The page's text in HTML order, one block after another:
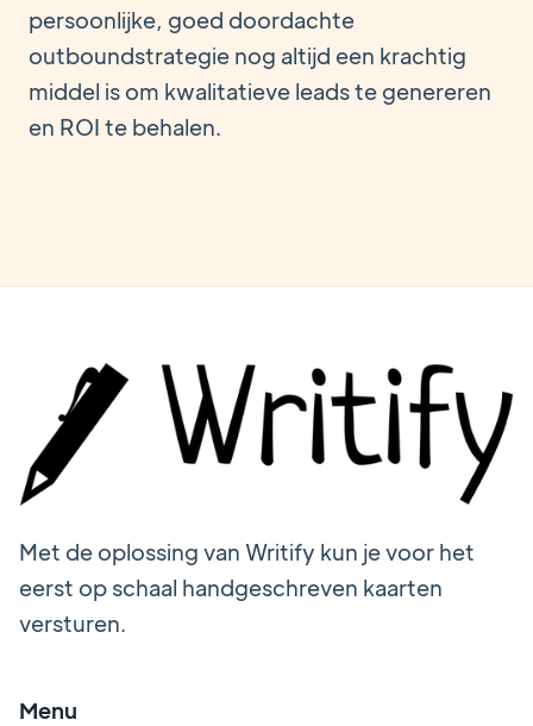
persoonlijke, goed doordachte
outboundstrategie nog altijd een krachtig
middel is om kwalitatieve leads te genereren
en ROI te behalen.
Met de oplossing van Writify kun je voor het
eerst op schaal handgeschreven kaarten
versturen.
Menu